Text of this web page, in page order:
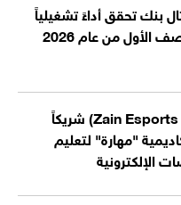
بنك تحقق أداءً تشغيلياً
الأول من عام 2026
مركز زين (Zain Esports Jo) شريكاً
"مهارة" لتعليم
الإلكترونية